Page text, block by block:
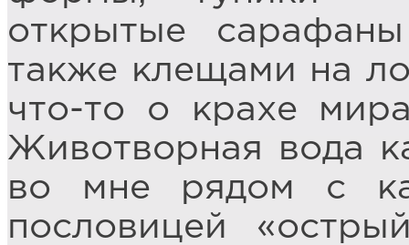
открытые
также клещами на
что-то о крахе
Животворная вода
во мне рядом с
пословицей